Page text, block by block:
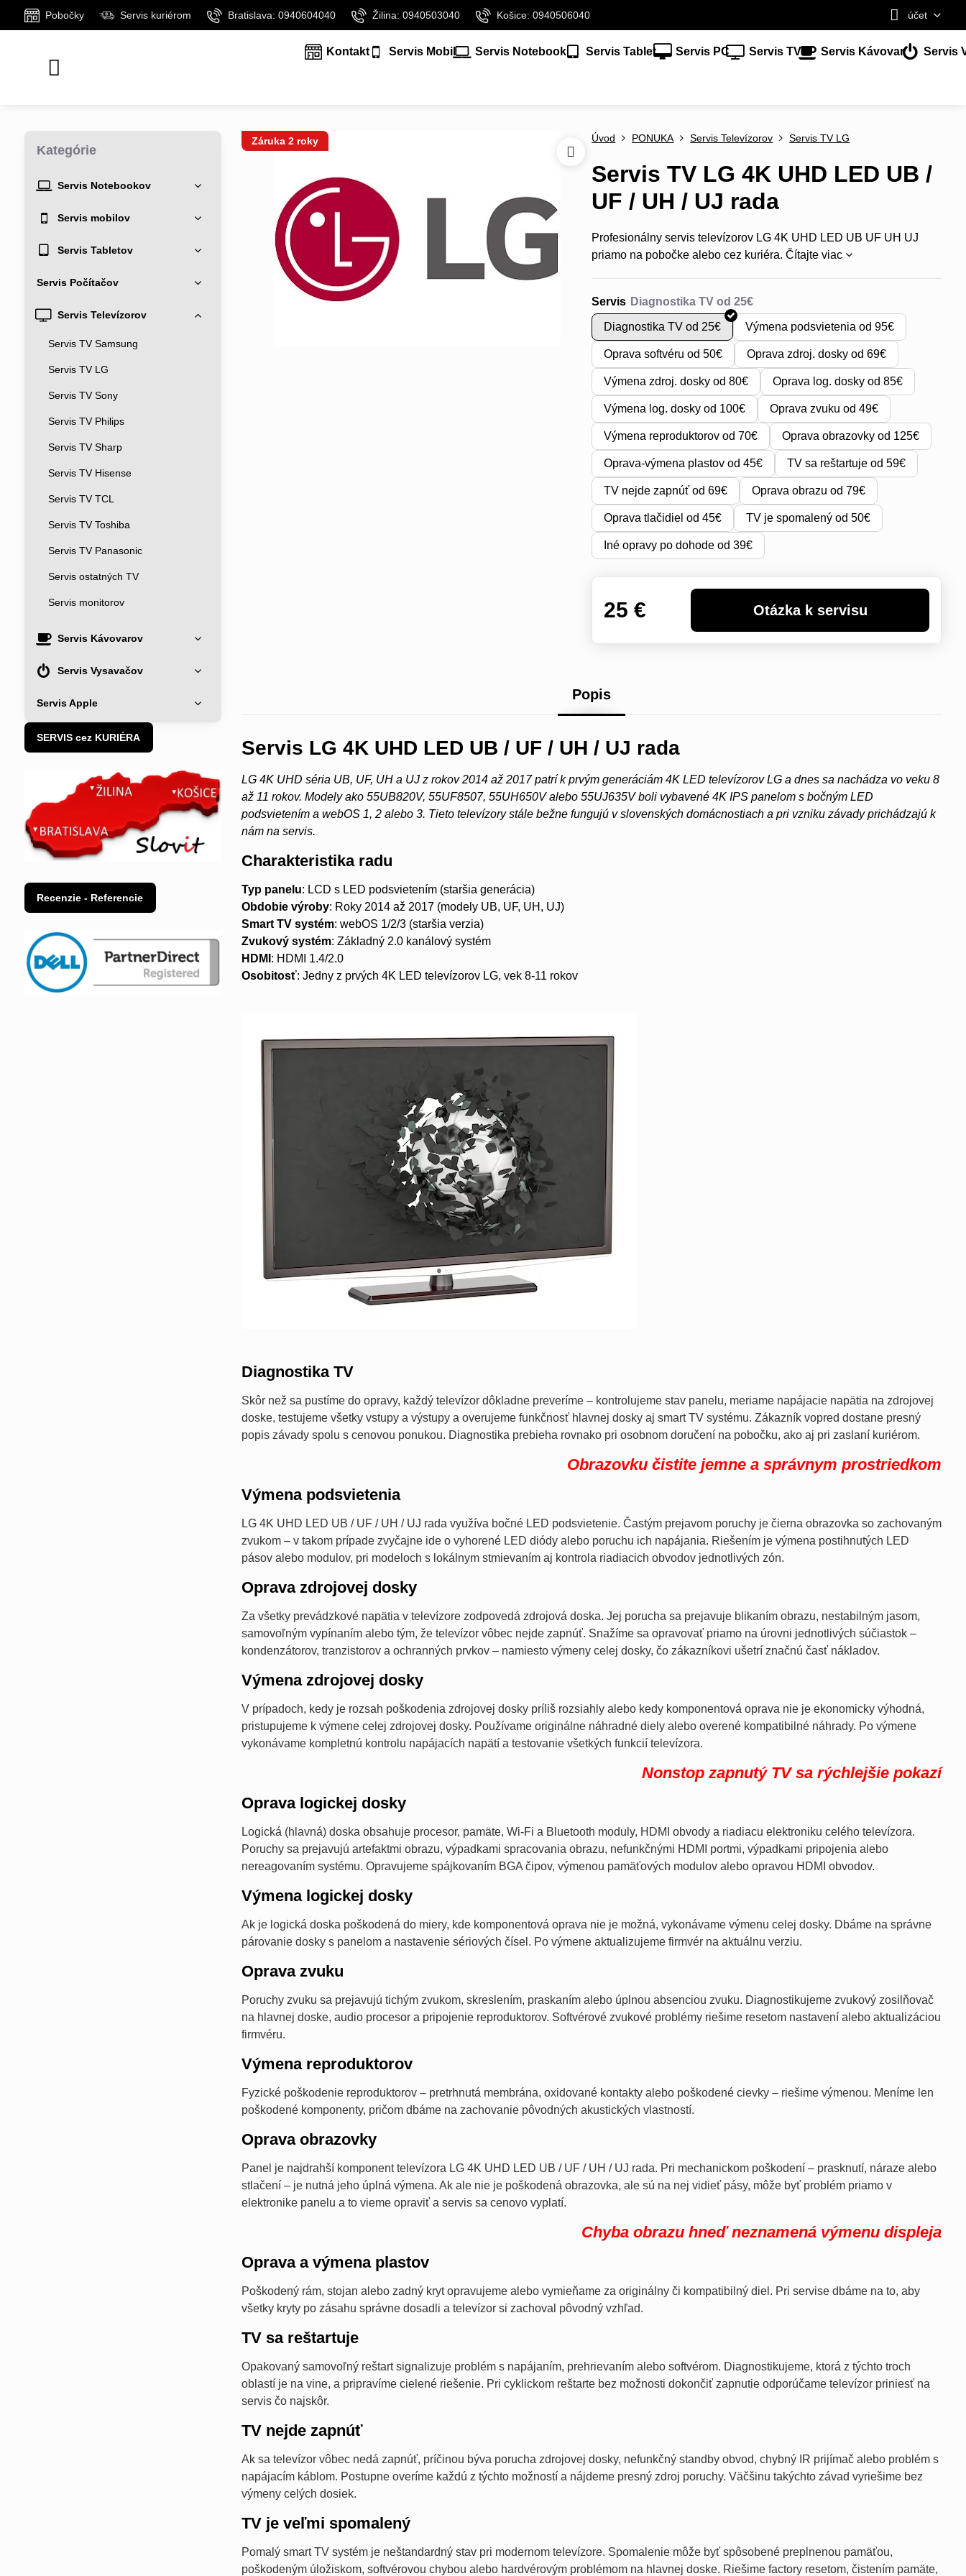
Pobočky Servis kuriérom Bratislava: 0940604040 Žilina: 0940503040 Košice: 0940506040 účet
Kontakt Servis Mobil Servis Notebook Servis Tablet Servis PC Servis TV Servis Kávovar Servis
Záruka 2 roky Úvod PONUKA Servis Televízorov Servis TV LG
Servis TV LG 4K UHD LED UB /
UF / UH / UJ rada
Profesionálny servis televízorov LG 4K UHD LED UB UF UH UJ
priamo na pobočke alebo cez kuriéra.Čítajte viac
Servis
Diagnostika TV od 25€ Výmena podsvietenia od 95€
Oprava softvéru od 50€ Oprava zdroj. dosky od 69€
Výmena zdroj. dosky od 80€ Oprava log. dosky od 85€
Výmena log. dosky od 100€ Oprava zvuku od 49€
Výmena reproduktorov od 70€ Oprava obrazovky od 125€
Oprava-výmena plastov od 45€ TV sa reštartuje od 59€
TV nejde zapnúť od 69€ Oprava obrazu od 79€
Oprava tlačidiel od 45€ TV je spomalený od 50€
Iné opravy po dohode od 39€
25 €
Popis
Servis LG 4K UHD LED UB / UF / UH / UJ rada
LG 4K UHD séria UB, UF, UH a UJ z rokov 2014 až 2017 patrí k prvým generáciám 4K LED televízorov LG a dnes sa nachádza vo veku 8
až 11 rokov. Modely ako 55UB820V, 55UF8507, 55UH650V alebo 55UJ635V boli vybavené 4K IPS panelom s bočným LED
podsvietením a webOS 1, 2 alebo 3. Tieto televízory stále bežne fungujú v slovenských domácnostiach a pri vzniku závady prichádzajú k
nám na servis.
Charakteristika radu
Typ panelu: LCD s LED podsvietením (staršia generácia)
Obdobie výroby: Roky 2014 až 2017 (modely UB, UF, UH, UJ)
Smart TV systém: webOS 1/2/3 (staršia verzia)
Zvukový systém: Základný 2.0 kanálový systém
HDMI : HDMI 1.4/2.0
Osobitosť: Jedny z prvých 4K LED televízorov LG, vek 8-11 rokov
Diagnostika TV
Skôr než sa pustíme do opravy, každý televízor dôkladne preveríme – kontrolujeme stav panelu, meriame napájacie napätia na zdrojovej
doske, testujeme všetky vstupy a výstupy a overujeme funkčnosť hlavnej dosky aj smart TV systému. Zákazník vopred dostane presný
popis závady spolu s cenovou ponukou. Diagnostika prebieha rovnako pri osobnom doručení na pobočku, ako aj pri zaslaní kuriérom.
Obrazovku čistite jemne a správnym prostriedkom
Výmena podsvietenia
LG 4K UHD LED UB / UF / UH / UJ rada využíva bočné LED podsvietenie. Častým prejavom poruchy je čierna obrazovka so zachovaným
zvukom – v takom prípade zvyčajne ide o vyhorené LED diódy alebo poruchu ich napájania. Riešením je výmena postihnutých LED
pásov alebo modulov, pri modeloch s lokálnym stmievaním aj kontrola riadiacich obvodov jednotlivých zón.
Oprava zdrojovej dosky
Za všetky prevádzkové napätia v televízore zodpovedá zdrojová doska. Jej porucha sa prejavuje blikaním obrazu, nestabilným jasom,
samovoľným vypínaním alebo tým, že televízor vôbec nejde zapnúť. Snažíme sa opravovať priamo na úrovni jednotlivých súčiastok –
kondenzátorov, tranzistorov a ochranných prvkov – namiesto výmeny celej dosky, čo zákazníkovi ušetrí značnú časť nákladov.
Výmena zdrojovej dosky
V prípadoch, kedy je rozsah poškodenia zdrojovej dosky príliš rozsiahly alebo kedy komponentová oprava nie je ekonomicky výhodná,
pristupujeme k výmene celej zdrojovej dosky. Používame originálne náhradné diely alebo overené kompatibilné náhrady. Po výmene
vykonávame kompletnú kontrolu napájacích napätí a testovanie všetkých funkcií televízora.
Nonstop zapnutý TV sa rýchlejšie pokazí
Oprava logickej dosky
Logická (hlavná) doska obsahuje procesor, pamäte, Wi-Fi a Bluetooth moduly, HDMI obvody a riadiacu elektroniku celého televízora.
Poruchy sa prejavujú artefaktmi obrazu, výpadkami spracovania obrazu, nefunkčnými HDMI portmi, výpadkami pripojenia alebo
nereagovaním systému. Opravujeme spájkovaním BGA čipov, výmenou pamäťových modulov alebo opravou HDMI obvodov.
Výmena logickej dosky
Ak je logická doska poškodená do miery, kde komponentová oprava nie je možná, vykonávame výmenu celej dosky. Dbáme na správne
párovanie dosky s panelom a nastavenie sériových čísel. Po výmene aktualizujeme firmvér na aktuálnu verziu.
Oprava zvuku
Poruchy zvuku sa prejavujú tichým zvukom, skreslením, praskaním alebo úplnou absenciou zvuku. Diagnostikujeme zvukový zosilňovač
na hlavnej doske, audio procesor a pripojenie reproduktorov. Softvérové zvukové problémy riešime resetom nastavení alebo aktualizáciou
firmvéru.
Výmena reproduktorov
Fyzické poškodenie reproduktorov – pretrhnutá membrána, oxidované kontakty alebo poškodené cievky – riešime výmenou. Meníme len
poškodené komponenty, pričom dbáme na zachovanie pôvodných akustických vlastností.
Oprava obrazovky
Panel je najdrahší komponent televízora LG 4K UHD LED UB / UF / UH / UJ rada. Pri mechanickom poškodení – prasknutí, náraze alebo
stlačení – je nutná jeho úplná výmena. Ak ale nie je poškodená obrazovka, ale sú na nej vidieť pásy, môže byť problém priamo v
elektronike panelu a to vieme opraviť a servis sa cenovo vyplatí.
Chyba obrazu hneď neznamená výmenu displeja
Oprava a výmena plastov
Poškodený rám, stojan alebo zadný kryt opravujeme alebo vymieňame za originálny či kompatibilný diel. Pri servise dbáme na to, aby
všetky kryty po zásahu správne dosadli a televízor si zachoval pôvodný vzhľad.
TV sa reštartuje
Opakovaný samovoľný reštart signalizuje problém s napájaním, prehrievaním alebo softvérom. Diagnostikujeme, ktorá z týchto troch
oblastí je na vine, a pripravíme cielené riešenie. Pri cyklickom reštarte bez možnosti dokončiť zapnutie odporúčame televízor priniesť na
servis čo najskôr.
TV nejde zapnúť
Ak sa televízor vôbec nedá zapnúť, príčinou býva porucha zdrojovej dosky, nefunkčný standby obvod, chybný IR prijímač alebo problém s
napájacím káblom. Postupne overíme každú z týchto možností a nájdeme presný zdroj poruchy. Väčšinu takýchto závad vyriešime bez
výmeny celých dosiek.
TV je veľmi spomalený
Pomalý smart TV systém je neštandardný stav pri modernom televízore. Spomalenie môže byť spôsobené preplnenou pamäťou,
poškodeným úložiskom, softvérovou chybou alebo hardvérovým problémom na hlavnej doske. Riešime factory resetom, čistením pamäte,
Kategórie
Servis Notebookov
Servis mobilov
Servis Tabletov
Servis Počítačov
Servis Televízorov
Servis TV Samsung
Servis TV LG
Servis TV Sony
Servis TV Philips
Servis TV Sharp
Servis TV Hisense
Servis TV TCL
Servis TV Toshiba
Servis TV Panasonic
Servis ostatných TV
Servis monitorov
Servis Kávovarov
Servis Vysavačov
Servis Apple
SERVIS cez KURIÉRA
Recenzie - Referencie